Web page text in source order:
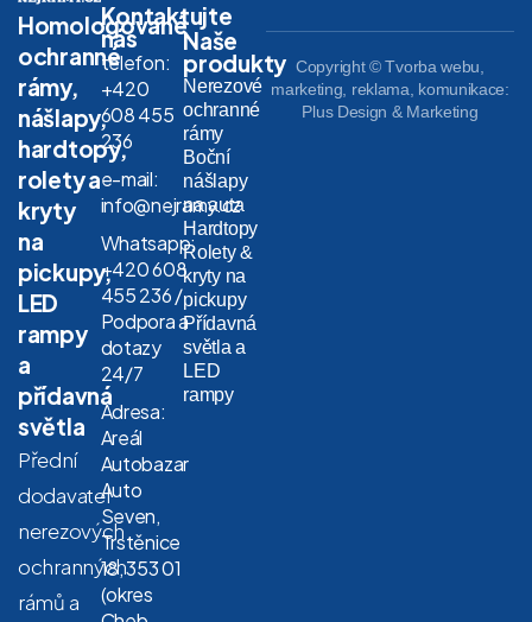
Homologované
ochranné
rámy,
nášlapy,
hardtopy,
rolety a
kryty
na
pickupy,
LED
rampy
a
přídavná
světla
Přední
dodavatel
nerezových
ochranných
rámů a
Kontaktujte
nás
telefon:
+420
608 455
236
e-mail:
info@nejramy.cz
Whatsapp:
+420 608
455 236 /
Podpora a
dotazy
24/7
Adresa:
Areál
Autobazar
Auto
Seven,
Trstěnice
18, 353 01
(okres
Naše
produkty
Nerezové
ochranné
rámy
Boční
nášlapy
na auta
Hardtopy
Rolety &
kryty na
pickupy
Přídavná
světla a
LED
rampy
Copyright © Tvorba webu,
marketing, reklama, komunikace:
Plus Design & Marketing